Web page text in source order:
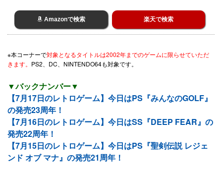
Amazonで検索 楽天で検索
※本コーナーで対象となるタイトルは2002年までのゲームに限らせていただ
きます。 PS2、DC、NINTENDO64も対象です。
▼バックナンバー▼
【7月17日のレトロゲーム】今日はPS『みんなのGOLF』
の発売23周年！
【7月16日のレトロゲーム】今日はSS『DEEP FEAR』の
発売22周年！
【7月15日のレトロゲーム】今日はPS『聖剣伝説 レジェ
ンド オブ マナ』の発売21周年！